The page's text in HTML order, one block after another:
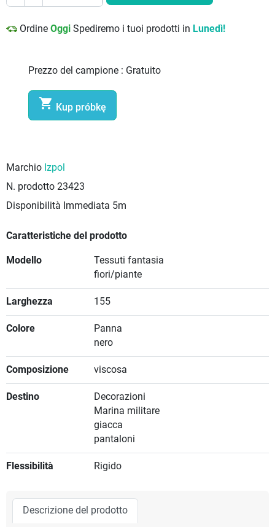
Ordine Oggi Spediremo i tuoi prodotti in Lunedì!
Prezzo del campione : Gratuito
 Kup próbkę
Marchio Izpol
N. prodotto 23423
Disponibilità Immediata 5m
Caratteristiche del prodotto
Modello
Tessuti fantasia
fiori/piante
Larghezza 155
Colore
Panna
nero
Composizione viscosa
Destino
Decorazioni
Marina militare
giacca
pantaloni
Flessibilità Rigido
Descrizione del prodotto